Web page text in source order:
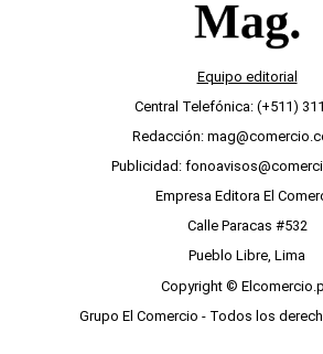
Equipo editorial
Central Telefónica: (+511)
Redacción:
Publicidad:
Empresa Editora El
Calle Paracas #532
Pueblo Libre, Lima
Copyright ©
Grupo El Comercio - Todos los